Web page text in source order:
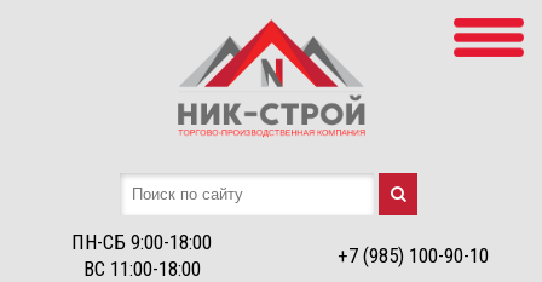
ПН-СБ 9:00-18:00
ВС 11:00-18:00
+7 (985) 100-90-10